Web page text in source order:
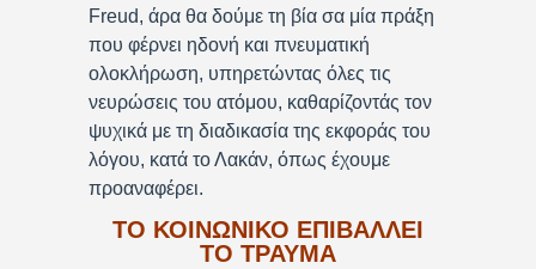
Freud, άρα θα δούμε τη βία σα μία πράξη
που φέρνει ηδονή και πνευματική
ολοκλήρωση, υπηρετώντας όλες τις
νευρώσεις του ατόμου, καθαρίζοντάς τον
ψυχικά με τη διαδικασία της εκφοράς του
λόγου, κατά το Λακάν, όπως έχουμε
προαναφέρει.
ΤΟ ΚΟΙΝΩΝΙΚΟ ΕΠΙΒΑΛΛΕΙ
ΤΟ ΤΡΑΥΜΑ